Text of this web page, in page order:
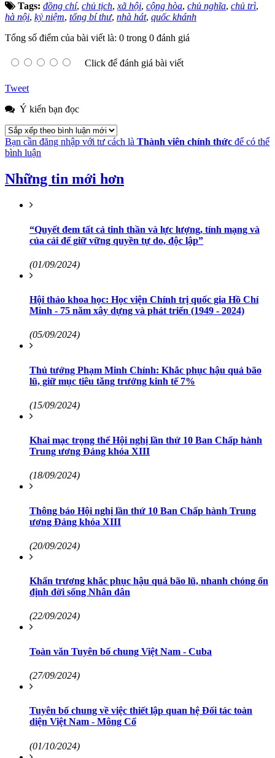
Tags: đồng chí, chủ tịch,xã hội, cộng hòa, chủ nghĩa, chủ trì,
hà nội, kỷ niệm, tổng bí thư, nhà hát, quốc khánh
Tổng số điểm của bài viết là: 0 trong 0 đánh giá
Click để đánh giá bài viết
Tweet
Ý kiến bạn đọc
Bạn cần đăng nhập với tư cách là Thành viên chính thức để có thể
bình luận
Những tin mới hơn
“Quyết đem tất cả tinh thần và lực lượng, tính mạng và
của cải để giữ vững quyền tự do, độc lập”
(01/09/2024)
Hội thảo khoa học: Học viện Chính trị quốc gia Hồ Chí
Minh - 75 năm xây dựng và phát triển (1949 - 2024)
(05/09/2024)
Thủ tướng Phạm Minh Chính: Khắc phục hậu quả bão
lũ, giữ mục tiêu tăng trưởng kinh tế 7%
(15/09/2024)
Khai mạc trọng thể Hội nghị lần thứ 10 Ban Chấp hành
Trung ương Đảng khóa XIII
(18/09/2024)
Thông báo Hội nghị lần thứ 10 Ban Chấp hành Trung
ương Đảng khóa XIII
(20/09/2024)
Khẩn trương khắc phục hậu quả bão lũ, nhanh chóng ổn
định đời sống Nhân dân
(22/09/2024)
Toàn văn Tuyên bố chung Việt Nam - Cuba
(27/09/2024)
Tuyên bố chung về việc thiết lập quan hệ Đối tác toàn
diện Việt Nam - Mông Cổ
(01/10/2024)